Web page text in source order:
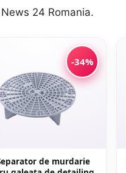
News 24 Romania.
-34%
de murdarie